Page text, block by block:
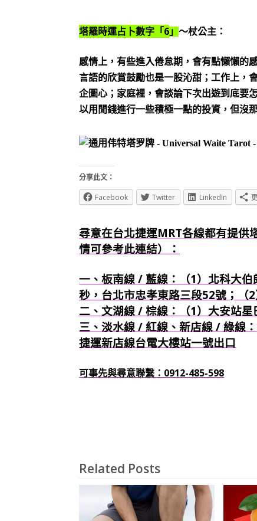
塔羅時運占卜數字「6 」～杖公主：
感情上，有些進入倦怠期，會有點懶懶的
言語的欣賞鼓勵也是一股沁甜；工作上，
企圖心；家庭裡，會談論下次出遊到底要
以用閒錢進行一些積極一點的投資，但沒
分享此文：
Facebook
Twitter LinkedIn
尋意在台北捷運MRT各線都有提供
情可參考此連結）：
一、板南線 / 藍線：（1）北科大
秒，台北市忠孝東路三段52號；（
二、文湖線 / 棕線：（1）大安站星
三、淡水線 / 紅線、新店線 / 綠線
捷運新店線台電大樓站一號出口
可事先與尋意聯繫：0912-485-598
Related Posts